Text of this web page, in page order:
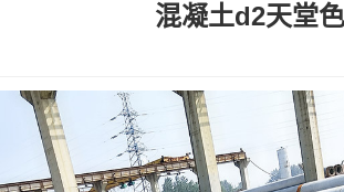
混凝土d2天堂